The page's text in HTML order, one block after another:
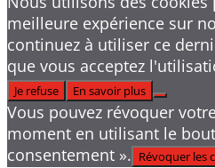
meilleure expérience sur
continuez à utiliser ce
que vous acceptez
Je refuse
En savoir plus
Vous pouvez révoquer
moment en utilisant le
consentement ». Révoquer les